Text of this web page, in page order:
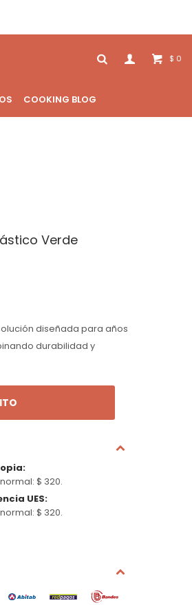
COOKING BLOG
$ 0
Verde
diseñada para años
durabilidad y
:
$ 320.
UES:
$ 320.